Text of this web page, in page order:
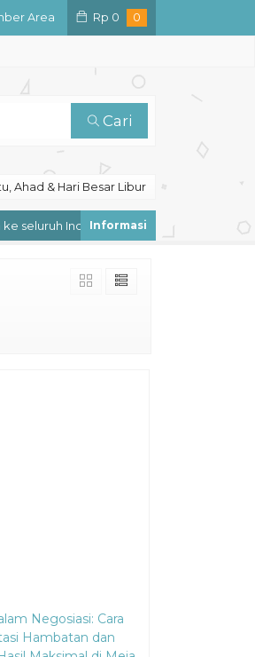
Area Rp 0 0
Cari
Ahad & Hari Besar Libur
Indonesia, pengiriman ke luar negeri
Negosiasi: Cara
Hambatan dan